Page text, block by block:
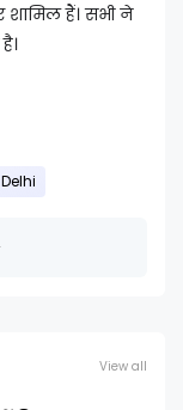
शामिल हैं। सभी ने
View all